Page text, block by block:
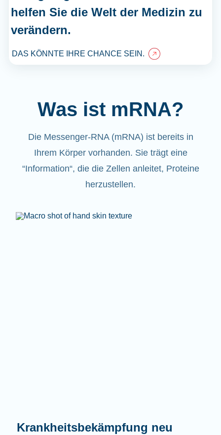
helfen Sie die Welt der Medizin zu
verändern.
DAS KÖNNTE IHRE CHANCE SEIN.
Was ist mRNA?
Die Messenger-RNA (mRNA) ist bereits in
Ihrem Körper vorhanden. Sie trägt eine
“Information“, die die Zellen anleitet, Proteine
herzustellen.
Krankheitsbekämpfung neu